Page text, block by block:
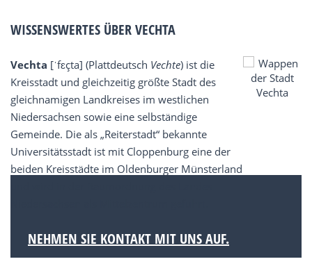
WISSENSWERTES ÜBER VECHTA
Vechta [ˈfɛçta] (Plattdeutsch Vechte) ist die
Kreisstadt und gleichzeitig größte Stadt des
gleichnamigen Landkreises im westlichen
Niedersachsen sowie eine selbständige
Gemeinde. Die als „Reiterstadt“ bekannte
Universitätsstadt ist mit Cloppenburg eine der
beiden Kreisstädte im Oldenburger Münsterland
NEHMEN SIE KONTAKT MIT UNS AUF.